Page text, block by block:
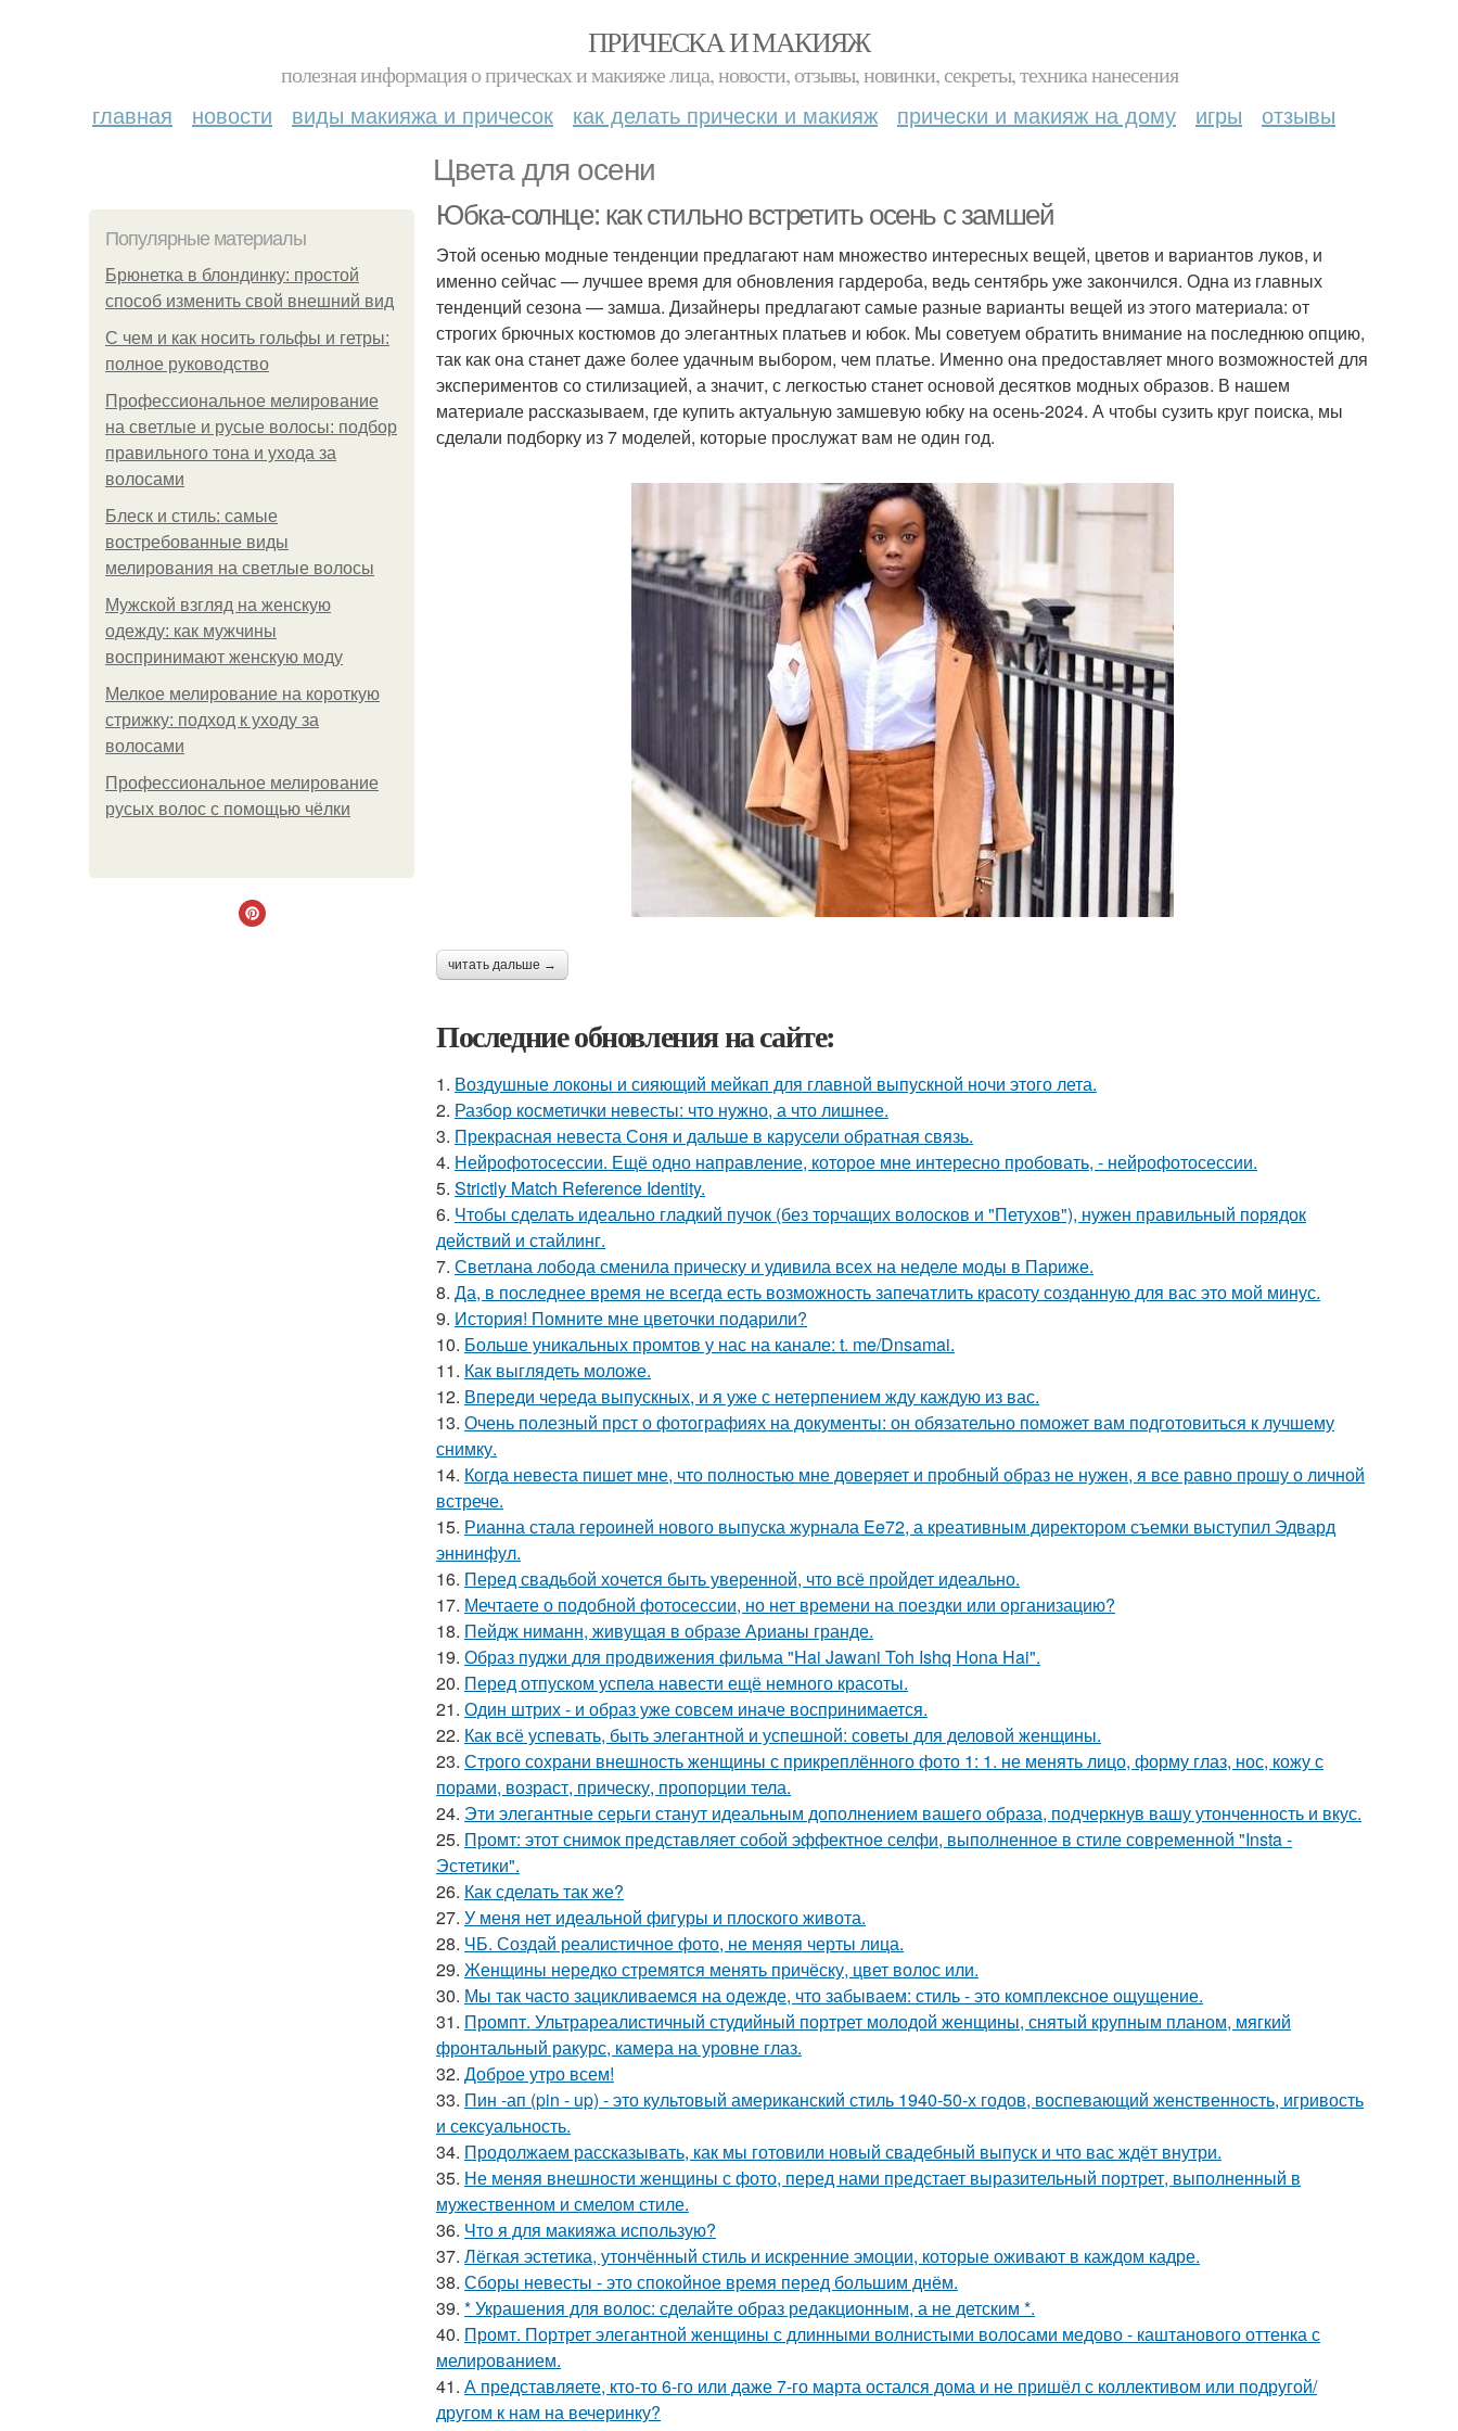
ПРИЧЕСКА И МАКИЯЖ
полезная информация о прическах и макияже лица, новости, отзывы, новинки, секреты, техника нанесения
главная новости виды макияжа и причесок как делать прически и макияж прически и макияж на дому игры отзывы
Цвета для осени
Популярные материалы
Брюнетка в блондинку: простой
способ изменить свой внешний вид
С чем и как носить гольфы и гетры:
полное руководство
Профессиональное мелирование
на светлые и русые волосы: подбор
правильного тона и ухода за
волосами
Блеск и стиль: самые
востребованные виды
мелирования на светлые волосы
Мужской взгляд на женскую
одежду: как мужчины
воспринимают женскую моду
Мелкое мелирование на короткую
стрижку: подход к уходу за
волосами
Профессиональное мелирование
русых волос с помощью чёлки
Юбка-солнце: как стильно встретить осень с замшей
Этой осенью модные тенденции предлагают нам множество интересных вещей, цветов и вариантов луков, и
именно сейчас — лучшее время для обновления гардероба, ведь сентябрь уже закончился. Одна из главных
тенденций сезона — замша. Дизайнеры предлагают самые разные варианты вещей из этого материала: от
строгих брючных костюмов до элегантных платьев и юбок. Мы советуем обратить внимание на последнюю опцию,
так как она станет даже более удачным выбором, чем платье. Именно она предоставляет много возможностей для
экспериментов со стилизацией, а значит, с легкостью станет основой десятков модных образов. В нашем
материале рассказываем, где купить актуальную замшевую юбку на осень-2024. А чтобы сузить круг поиска, мы
сделали подборку из 7 моделей, которые прослужат вам не один год.
читать дальше →
Последние обновления на сайте:
1. Воздушные локоны и сияющий мейкап для главной выпускной ночи этого лета.
2. Разбор косметички невесты: что нужно, а что лишнее.
3. Прекрасная невеста Соня и дальше в карусели обратная связь.
4. Нейрофотосессии. Ещё одно направление, которое мне интересно пробовать, - нейрофотосессии.
5. Strictly Match Reference Identity.
6. Чтобы сделать идеально гладкий пучок (без торчащих волосков и "Петухов"), нужен правильный порядок
действий и стайлинг.
7. Светлана лобода сменила прическу и удивила всех на неделе моды в Париже.
8. Да, в последнее время не всегда есть возможность запечатлить красоту созданную для вас это мой минус.
9. История! Помните мне цветочки подарили?
10. Больше уникальных промтов у нас на канале: t. me/Dnsamai.
11. Как выглядеть моложе.
12. Впереди череда выпускных, и я уже с нетерпением жду каждую из вас.
13. Очень полезный прст о фотографиях на документы: он обязательно поможет вам подготовиться к лучшему
снимку.
14. Когда невеста пишет мне, что полностью мне доверяет и пробный образ не нужен, я все равно прошу о личной
встрече.
15. Рианна стала героиней нового выпуска журнала Ee72, а креативным директором съемки выступил Эдвард
эннинфул.
16. Перед свадьбой хочется быть уверенной, что всё пройдет идеально.
17. Мечтаете о подобной фотосессии, но нет времени на поездки или организацию?
18. Пейдж ниманн, живущая в образе Арианы гранде.
19. Образ пуджи для продвижения фильма "Hai Jawani Toh Ishq Hona Hai".
20. Перед отпуском успела навести ещё немного красоты.
21. Один штрих - и образ уже совсем иначе воспринимается.
22. Как всё успевать, быть элегантной и успешной: советы для деловой женщины.
23. Строго сохрани внешность женщины с прикреплённого фото 1: 1. не менять лицо, форму глаз, нос, кожу с
порами, возраст, прическу, пропорции тела.
24. Эти элегантные серьги станут идеальным дополнением вашего образа, подчеркнув вашу утонченность и вкус.
25. Промт: этот снимок представляет собой эффектное селфи, выполненное в стиле современной "Insta -
Эстетики".
26. Как сделать так же?
27. У меня нет идеальной фигуры и плоского живота.
28. ЧБ. Создай реалистичное фото, не меняя черты лица.
29. Женщины нередко стремятся менять причёску, цвет волос или.
30. Мы так часто зацикливаемся на одежде, что забываем: стиль - это комплексное ощущение.
31. Промпт. Ультрареалистичный студийный портрет молодой женщины, снятый крупным планом, мягкий
фронтальный ракурс, камера на уровне глаз.
32. Доброе утро всем!
33. Пин -ап (pin - up) - это культовый американский стиль 1940-50-х годов, воспевающий женственность, игривость
и сексуальность.
34. Продолжаем рассказывать, как мы готовили новый свадебный выпуск и что вас ждёт внутри.
35. Не меняя внешности женщины с фото, перед нами предстает выразительный портрет, выполненный в
мужественном и смелом стиле.
36. Что я для макияжа использую?
37. Лёгкая эстетика, утончённый стиль и искренние эмоции, которые оживают в каждом кадре.
38. Сборы невесты - это спокойное время перед большим днём.
39. * Украшения для волос: сделайте образ редакционным, а не детским *.
40. Промт. Портрет элегантной женщины с длинными волнистыми волосами медово - каштанового оттенка с
мелированием.
41. А представляете, кто-то 6-го или даже 7-го марта остался дома и не пришёл с коллективом или подругой/
другом к нам на вечеринку?